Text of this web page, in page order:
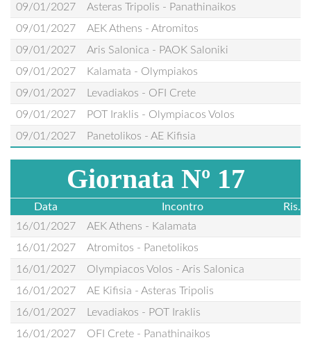
09/01/2027
Asteras Tripolis - Panathinaikos
09/01/2027
AEK Athens - Atromitos
09/01/2027
Aris Salonica - PAOK Saloniki
09/01/2027
Kalamata - Olympiakos
09/01/2027
Levadiakos - OFI Crete
09/01/2027
POT Iraklis - Olympiacos Volos
09/01/2027
Panetolikos - AE Kifisia
Giornata Nº 17
Data Incontro
Ris.
16/01/2027
AEK Athens - Kalamata
16/01/2027
Atromitos - Panetolikos
16/01/2027
Olympiacos Volos - Aris Salonica
16/01/2027
AE Kifisia - Asteras Tripolis
16/01/2027
Levadiakos - POT Iraklis
16/01/2027
OFI Crete - Panathinaikos